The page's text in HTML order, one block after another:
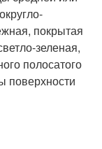
покрытая
зеленая,
полосатого
поверхности